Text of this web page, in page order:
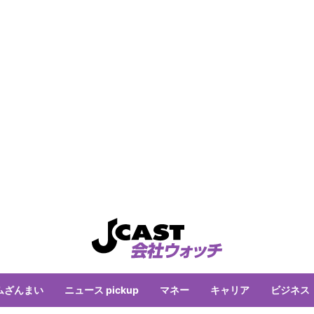
ざんまい ニュース pickup マネー キャリア ビジネス